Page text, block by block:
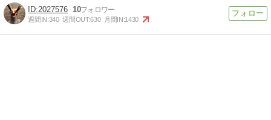
2027576 10
週間IN:340 週間OUT:630 月間IN:1430